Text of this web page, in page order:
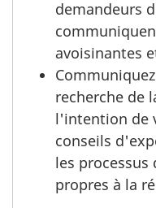
demandeurs
avoisinantes
recherche de
l'intention de
conseils
les processus
propres à la